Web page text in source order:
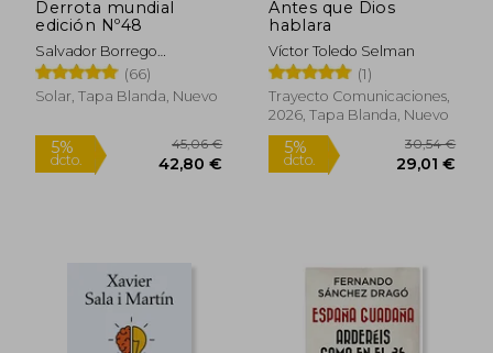
Derrota mundial
edición Nº48
Salvador Borrego
Escalante
(66)
Solar, Tapa Blanda, Nuevo
dcto.
Antes que Dios
hablara
Víctor Toledo Selman
(1)
Trayecto Comunicaciones,
2026, Tapa Blanda, Nuevo
5%
dcto.